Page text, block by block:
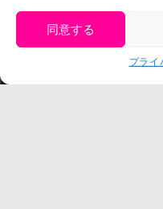
同意する
プライ